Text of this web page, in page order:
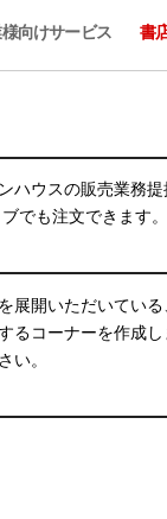
向けサービス 書
ハウスの販売業務提
でも注文できます。
展開いただいている
るコーナーを作成し
い。